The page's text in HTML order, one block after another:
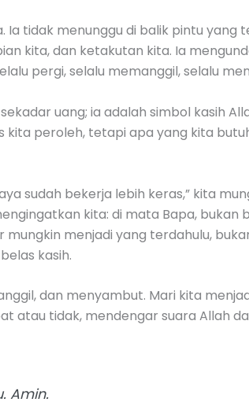
tidak menunggu di balik pintu yang
kita, dan ketakutan kita. Ia
pergi, selalu memanggil, selalu
uang; ia adalah simbol kasih
peroleh, tetapi apa yang kita
sudah bekerja lebih keras,” kita
kita: di mata Bapa, bukan
menjadi yang terdahulu,
kasih.
dan menyambut. Mari kita
atau tidak, mendengar suara Allah
Amin.